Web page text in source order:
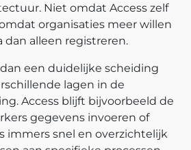
Niet omdat Access zelf
organisaties meer willen
alleen registreren.
een duidelijke scheiding
lagen in de
Access blijft bijvoorbeeld de
gegevens invoeren of
immers snel en overzichtelijk